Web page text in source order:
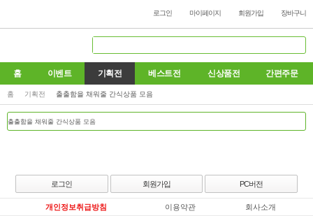
로그인 마이페이지 회원가입 장바구니
홈 이벤트 기획전 베스트전 신상품전 간편주문
홈 기획전 출출함을 채워줄 간식상품 모음
로그인 회원가입 PC버전
개인정보취급방침 이용약관 회사소개